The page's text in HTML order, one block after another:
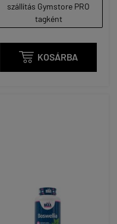
szállítás Gymstore PRO
tagként
 KOSÁRBA